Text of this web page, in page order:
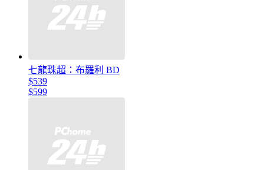
七龍珠超：布羅利 BD
$539
$599